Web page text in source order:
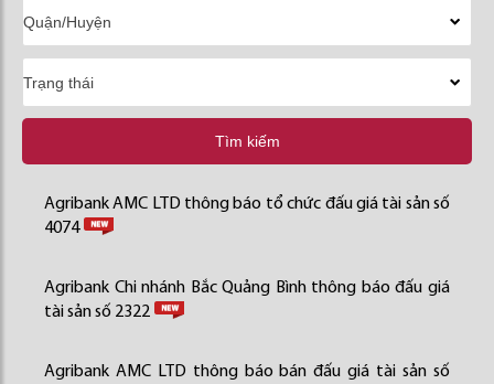
Tìm kiếm
Agribank AMC LTD thông báo tổ chức đấu giá tài sản số
4074
Agribank Chi nhánh Bắc Quảng Bình thông báo đấu giá
tài sản số 2322
Agribank AMC LTD thông báo bán đấu giá tài sản số